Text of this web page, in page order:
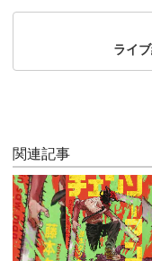
ライ
関連記事